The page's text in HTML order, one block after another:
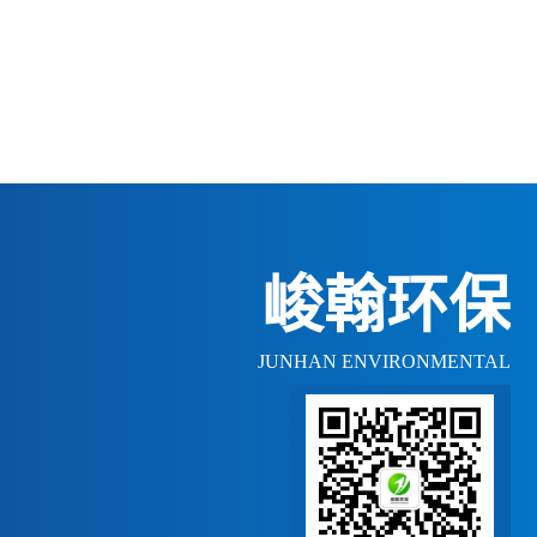
峻翰环保
JUNHAN ENVIRONMENTAL